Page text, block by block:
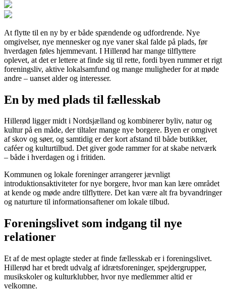
At flytte til en ny by er både spændende og udfordrende. Nye
omgivelser, nye mennesker og nye vaner skal falde på plads, før
hverdagen føles hjemmevant. I Hillerød har mange tilflyttere
oplevet, at det er lettere at finde sig til rette, fordi byen rummer et rigt
foreningsliv, aktive lokalsamfund og mange muligheder for at møde
andre – uanset alder og interesser.
En by med plads til fællesskab
Hillerød ligger midt i Nordsjælland og kombinerer byliv, natur og
kultur på en måde, der tiltaler mange nye borgere. Byen er omgivet
af skov og søer, og samtidig er der kort afstand til både butikker,
caféer og kulturtilbud. Det giver gode rammer for at skabe netværk
– både i hverdagen og i fritiden.
Kommunen og lokale foreninger arrangerer jævnligt
introduktionsaktiviteter for nye borgere, hvor man kan lære området
at kende og møde andre tilflyttere. Det kan være alt fra byvandringer
og naturture til informationsaftener om lokale tilbud.
Foreningslivet som indgang til nye
relationer
Et af de mest oplagte steder at finde fællesskab er i foreningslivet.
Hillerød har et bredt udvalg af idrætsforeninger, spejdergrupper,
musikskoler og kulturklubber, hvor nye medlemmer altid er
velkomne.